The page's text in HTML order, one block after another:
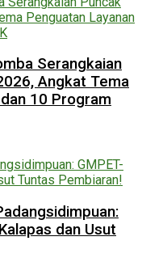
Serangkaian
Angkat Tema
10 Program
dan Usut